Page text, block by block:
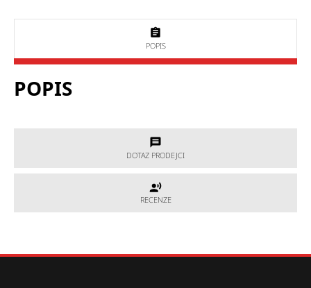
POPIS
POPIS
DOTAZ PRODEJCI
DOTAZ PRODEJCI
Neváhejte se na nás obrátit a my Vám rádi pomůžeme.
RECENZE